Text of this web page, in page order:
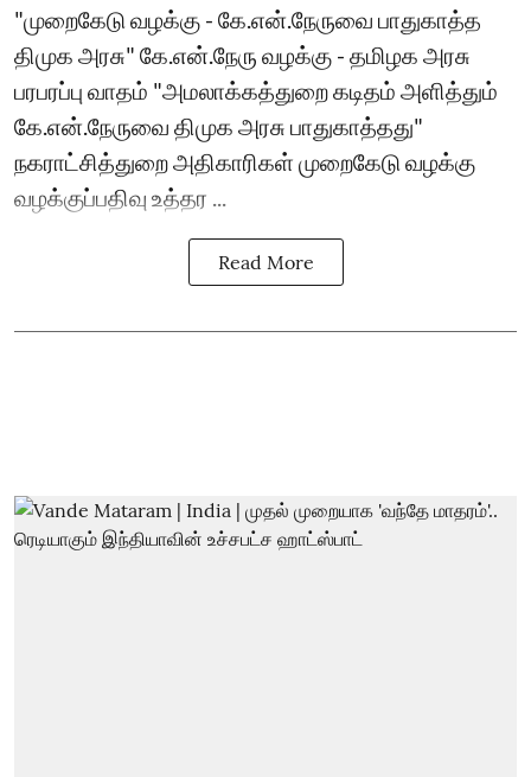
"முறைகேடு வழக்கு - கே.என்.நேருவை பாதுகாத்த
திமுக அரசு" கே.என்.நேரு வழக்கு - தமிழக அரசு
பரபரப்பு வாதம் "அமலாக்கத்துறை கடிதம் அளித்தும்
கே.என்.நேருவை திமுக அரசு பாதுகாத்தது"
நகராட்சித்துறை அதிகாரிகள் முறைகேடு வழக்கு
வழக்குப்பதிவு உத்தர ...
Read More